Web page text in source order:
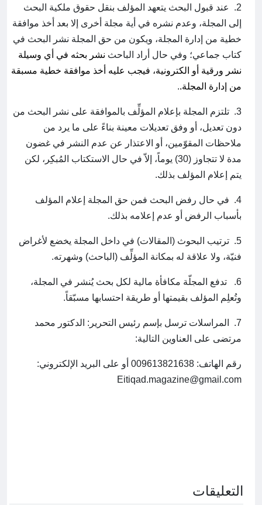
2. عند قبول البحث يتعهد المؤلف بنقل حقوق ملكية البحث
إلى المجلة، وعدم نشره في أية مجلة أخرى إلا بعد أخذ موافقة
خطية من إدارة المجلة، ويكون من حق المجلة نشر البحث في
كتاب جماعي؛ وفي حال أراد الباحثنشر بحثه في أي وسيلة
نشر ورقية أو الكترونية، فيجب عليه أخذ موافقة خطية مسبقة
من إدارة المجلة..
3. تلتزم المجلة بإعلام المؤلِّف بالموافقة على نشر البحث من
دون تعديل، أو وفق تعديلات معينة بناءً على ما يرد من
ملاحظات المقوّمين، أو الاعتذار عن عدم النشر في غضون
مدة لا تتجاوز (30) يوماً، إلاّ في حال الاستكتاب المُبكِر، لكن
يتم إعلام المؤلف بذلك.
4. في حال رفض البحث فمن حق المجلة إعلام المؤلف
بأسباب الرفض أو عدم إعلامه بذلك.
5. ترتيب البحوث (المقالات) في داخل المجلة يخضع لأغراض
فنيّة، ولا علاقة له بمكانة المؤلِّف (الباحث) وشهرته.
6. تدفع المجلّة مكافأة مالية لكل بحث يُنشر في المجلة،
وتُعلِم المؤلف بقيمتها أو طريقة احتسابها مسبّقاً.
7. المراسلات ترسل بإسم رئيس التحرير: الدكتور محمد
مرتضى على العناوين التالية:
رقم الهاتف: 009613821638 أو على البريد الإلكتروني:
Eitiqad.magazine@gmail.com
التعليقات